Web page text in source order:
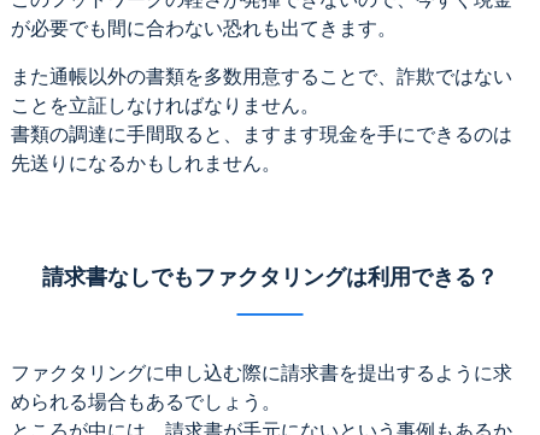
が必要でも間に合わない恐れも出てきます。
また通帳以外の書類を多数用意することで、詐欺ではない
ことを立証しなければなりません。
書類の調達に手間取ると、ますます現金を手にできるのは
先送りになるかもしれません。
請求書なしでもファクタリングは利用できる？
ファクタリングに申し込む際に請求書を提出するように求
められる場合もあるでしょう。